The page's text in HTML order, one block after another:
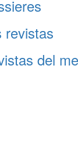
revistas
del